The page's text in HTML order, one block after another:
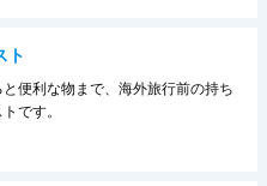
ト
便利な物まで、海外旅行前の持ち
です。